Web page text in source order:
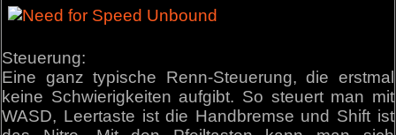
Steuerung:
Eine ganz typische Renn-Steuerung, die erstmal
keine Schwierigkeiten aufgibt. So steuert man mit
WASD, Leertaste ist die Handbremse und Shift ist